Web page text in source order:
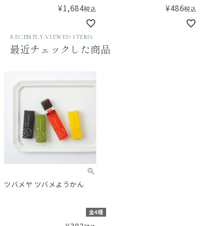
¥1,684税込 ¥486税込
RECENTLY VIEWED ITEMS
最近チェックした商品
ツバメヤ ツバメようかん
全4種